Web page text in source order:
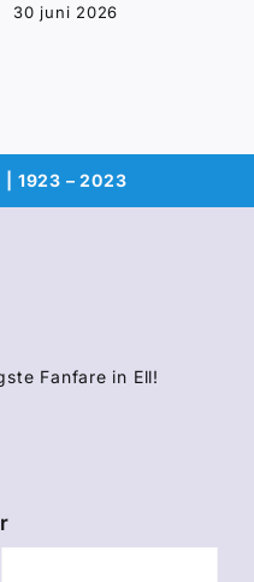
30 juni 2026
1923 – 2023
Fanfare in Ell!